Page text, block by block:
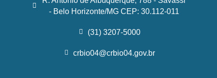
- Belo Horizonte/MG CEP: 30.112-011
(31) 3207-5000
crbio04@crbio04.gov.br